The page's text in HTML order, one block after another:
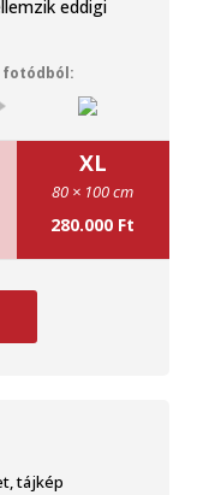
eddigi
fotódból:
XL
80 × 100 cm
280.000 Ft
tájkép